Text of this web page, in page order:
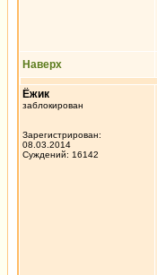
Наверх
Ёжик
заблокирован
Зарегистрирован:
08.03.2014
Суждений: 16142